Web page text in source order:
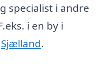
specialist i andre
i en by i
Sjælland.